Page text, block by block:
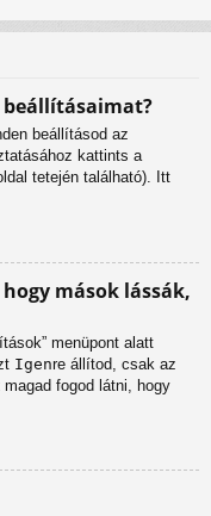
beállításod az
kattints a
tetején található). Itt
mások lássák,
menüpont alatt
Igenre állítod, csak az
fogod látni, hogy